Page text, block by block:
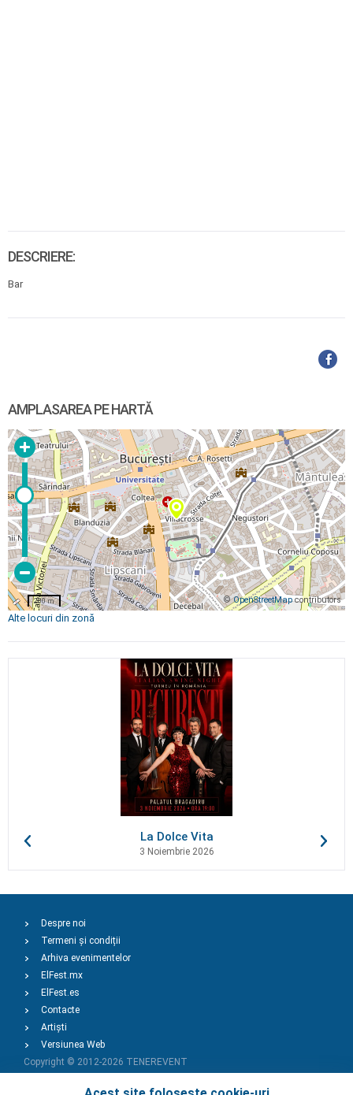
DESCRIERE:
Bar
AMPLASAREA PE HARTĂ
©OpenStreetMapcontributors
200 m
Alte locuri din zonă
La Dolce Vita
3 Noiembrie 2026
Despre noi
Termeni și condiții
Arhiva evenimentelor
ElFest.mx
ElFest.es
Contacte
Artiști
Versiunea Web
Copyright © 2012-2026 TENEREVENT